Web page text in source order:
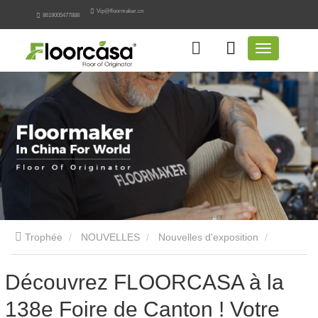
8619005477888
Vip@floormaker.cn
Trophée NOUVELLES Nouvelles d'exposition
Découvrez FLOORCASA à la 138e Foire de Canton ! Votre
guide de voyage ultime
Découvrez FLOORCASA à la
138e Foire de Canton ! Votre